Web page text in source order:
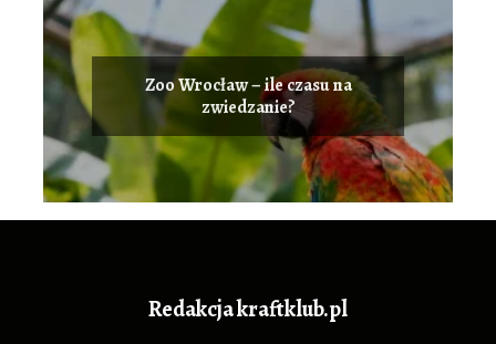
Zoo Wrocław – ile czasu na
zwiedzanie?
Redakcja kraftklub.pl